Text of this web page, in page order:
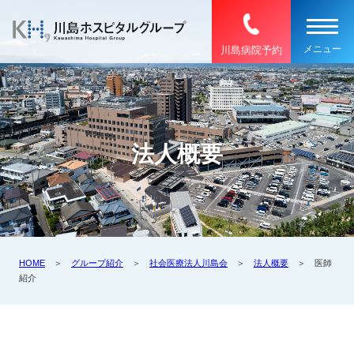
川島病院予約
法人概要
HOME ＞ グループ紹介 ＞ 社会医療法人川島会 ＞ 法人概要 ＞ 医師
紹介